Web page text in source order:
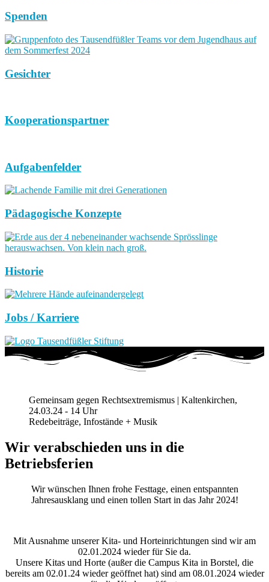
Spenden
Gesichter
Kooperationspartner
Aufgabenfelder
Pädagogische Konzepte
Historie
Jobs / Karriere
Gemeinsam gegen Rechtsextremismus | Kaltenkirchen,
24.03.24 - 14 Uhr
Redebeiträge, Infostände + Musik
Wir verabschieden uns in die
Betriebsferien
Wir wünschen Ihnen frohe Festtage, einen entspannten
Jahresausklang und einen tollen Start in das Jahr 2024!
Mit Ausnahme unserer Kita- und Horteinrichtungen sind wir am
02.01.2024 wieder für Sie da.
Unsere Kitas und Horte (außer die Campus Kita in Borstel, die
bereits am 02.01.24 wieder geöffnet hat) sind am 08.01.2024 wieder